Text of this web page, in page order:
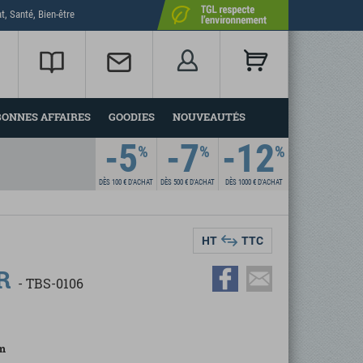
AFFAIRES GOODIES NOUVEAUTÉS
HT TTC
- TBS-0106
Santé, Bien-être
-5%
DÈS 100 € D'ACHAT
-7%
DÈS 500 € D'ACHAT
-12%
DÈS 1000 € D'ACHAT